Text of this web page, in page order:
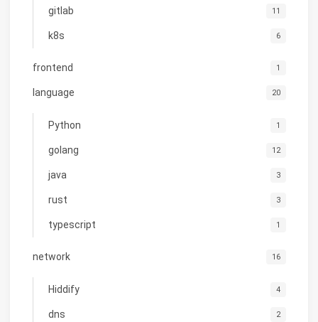
gitlab 11
k8s 6
frontend 1
language 20
Python 1
golang 12
java 3
rust 3
typescript 1
network 16
Hiddify 4
dns 2